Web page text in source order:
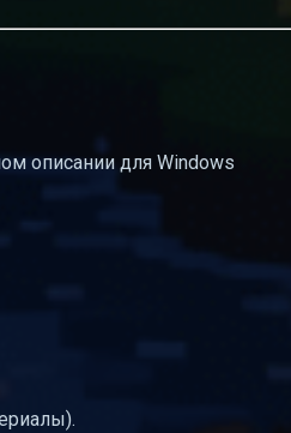
описании для Windows